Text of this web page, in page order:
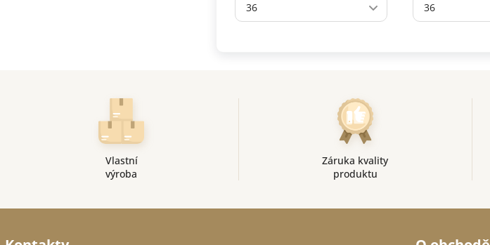
36 36
Vlastní
výroba
Záruka kvality
produktu